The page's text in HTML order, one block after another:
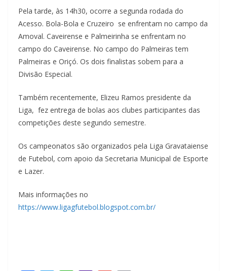
Pela tarde, às 14h30, ocorre a segunda rodada do
Acesso. Bola-Bola e Cruzeiro se enfrentam no campo da
Amoval. Caveirense e Palmeirinha se enfrentam no
campo do Caveirense. No campo do Palmeiras tem
Palmeiras e Oriçó. Os dois finalistas sobem para a
Divisão Especial.
Também recentemente, Elizeu Ramos presidente da
Liga, fez entrega de bolas aos clubes participantes das
competições deste segundo semestre.
Os campeonatos são organizados pela Liga Gravataiense
de Futebol, com apoio da Secretaria Municipal de Esporte
e Lazer.
Mais informações no
https://www.ligagfutebol.blogspot.com.br/